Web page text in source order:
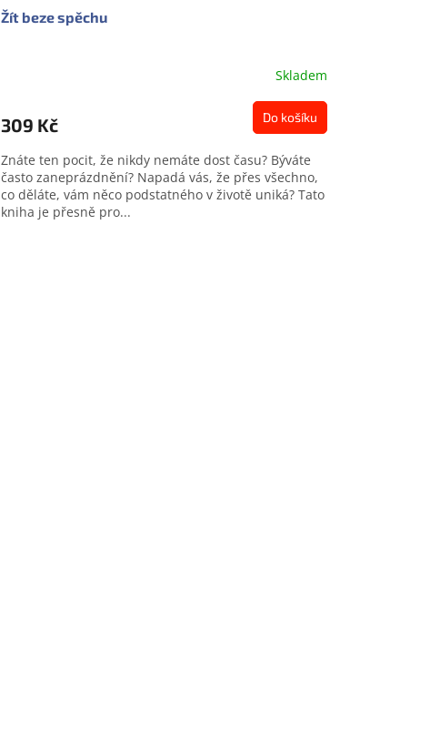
Žít beze spěchu
je
z
5
hvězdiček.
Skladem
309 Kč Do košíku
Znáte ten pocit, že nikdy nemáte dost času? Býváte
často zaneprázdnění? Napadá vás, že přes všechno,
co děláte, vám něco podstatného v životě uniká? Tato
kniha je přesně pro...